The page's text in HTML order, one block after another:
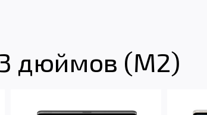
дюймов (M2)